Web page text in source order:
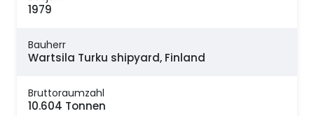
1979
Bauherr
Wartsila Turku shipyard, Finland
Bruttoraumzahl
10.604 Tonnen